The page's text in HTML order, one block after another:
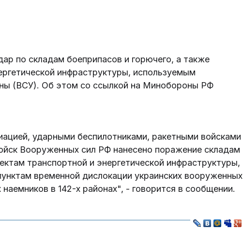
по складам боеприпасов и горючего, а также
инфраструктуры, используемым
(ВСУ). Об этом со ссылкой на Минобороны РФ
ударными беспилотниками, ракетными войсками
Вооруженных сил РФ нанесено поражение складам
транспортной и энергетической инфраструктуры,
временной дислокации украинских вооруженных
в 142-х районах", - говорится в сообщении.